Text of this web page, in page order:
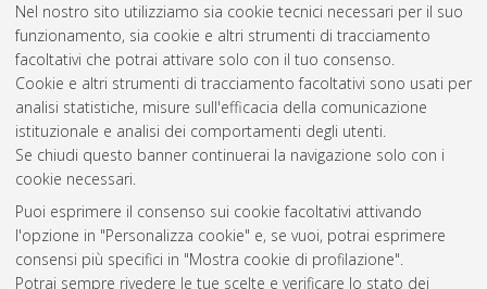
Nel nostro sito utilizziamo sia cookie tecnici necessari per il suo
funzionamento, sia cookie e altri strumenti di tracciamento
facoltativi che potrai attivare solo con il tuo consenso.
Cookie e altri strumenti di tracciamento facoltativi sono usati per
analisi statistiche, misure sull'efficacia della comunicazione
istituzionale e analisi dei comportamenti degli utenti.
Se chiudi questo banner continuerai la navigazione solo con i
cookie necessari.
Puoi esprimere il consenso sui cookie facoltativi attivando
l'opzione in "Personalizza cookie" e, se vuoi, potrai esprimere
consensi più specifici in "Mostra cookie di profilazione".
Potrai sempre rivedere le tue scelte e verificare lo stato dei
composito per surf-skate e skateboard.[Laurea magistrale],
Università di Bologna, Corso di Studio in Ingegneria meccanica
[LM-DM270] - Forli', Documento ad accesso riservato.
Questa lista e' stata generata ilSat Aug 8 08:23:47 2026
CEST
Atom
Rss 1.0